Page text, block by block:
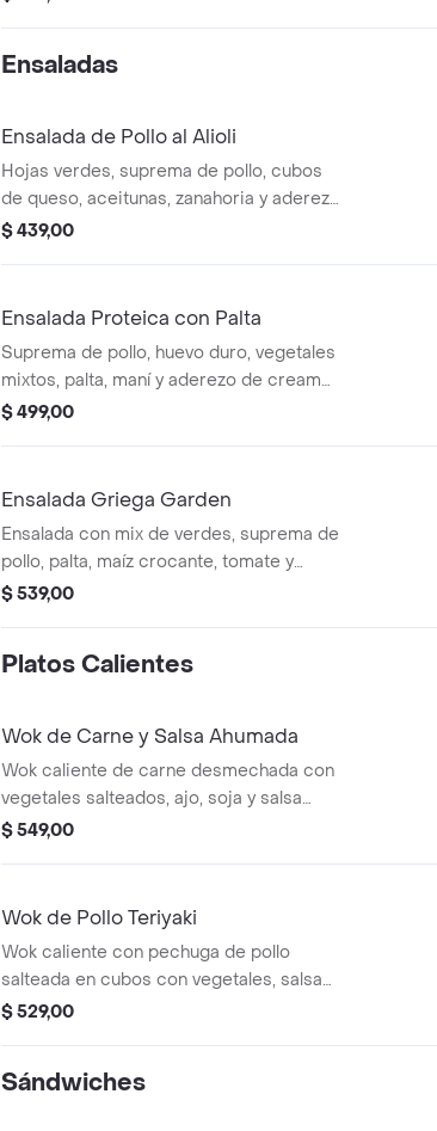
Ensaladas
Ensalada de Pollo al Alioli
Hojas verdes, suprema de pollo, cubos
de queso, aceitunas, zanahoria y aderezo
alioli.
$ 439,00
Ensalada Proteica con Palta
Suprema de pollo, huevo duro, vegetales
mixtos, palta, maní y aderezo de cream
cheese
$ 499,00
Ensalada Griega Garden
Ensalada con mix de verdes, suprema de
pollo, palta, maíz crocante, tomate y
crema de queso.
$ 539,00
Platos Calientes
Wok de Carne y Salsa Ahumada
Wok caliente de carne desmechada con
vegetales salteados, ajo, soja y salsa
ahumada. Base a elección.
$ 549,00
Wok de Pollo Teriyaki
Wok caliente con pechuga de pollo
salteada en cubos con vegetales, salsa
teriyaki y aceite de sésamo. Base a
$ 529,00
Sándwiches